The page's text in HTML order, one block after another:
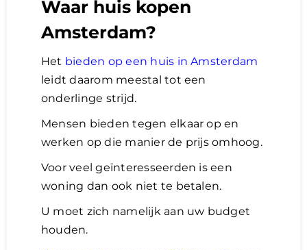
Waar huis kopen
Amsterdam?
Het bieden op een huis in Amsterdam
leidt daarom meestal tot een
onderlinge strijd.
Mensen bieden tegen elkaar op en
werken op die manier de prijs omhoog.
Voor veel geïnteresseerden is een
woning dan ook niet te betalen.
U moet zich namelijk aan uw budget
houden.